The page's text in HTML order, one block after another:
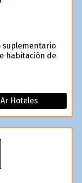
suplementario
habitación de
Hoteles